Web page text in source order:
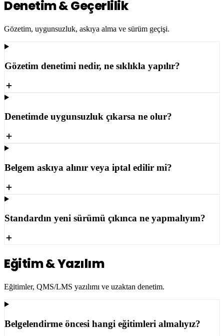
Denetim & Geçerlilik
Gözetim, uygunsuzluk, askıya alma ve sürüm geçişi.
Gözetim denetimi nedir, ne sıklıkla yapılır?
Denetimde uygunsuzluk çıkarsa ne olur?
Belgem askıya alınır veya iptal edilir mi?
Standardın yeni sürümü çıkınca ne yapmalıyım?
Eğitim & Yazılım
Eğitimler, QMS/LMS yazılımı ve uzaktan denetim.
Belgelendirme öncesi hangi eğitimleri almalıyız?